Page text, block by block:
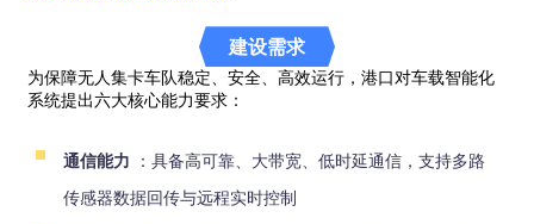
建设需求
为保障无人集卡车队稳定、安全、高效运行，港口对车载智能化
系统提出六大核心能力要求：
通信能力 ：具备高可靠、大带宽、低时延通信，支持多路
传感器数据回传与远程实时控制